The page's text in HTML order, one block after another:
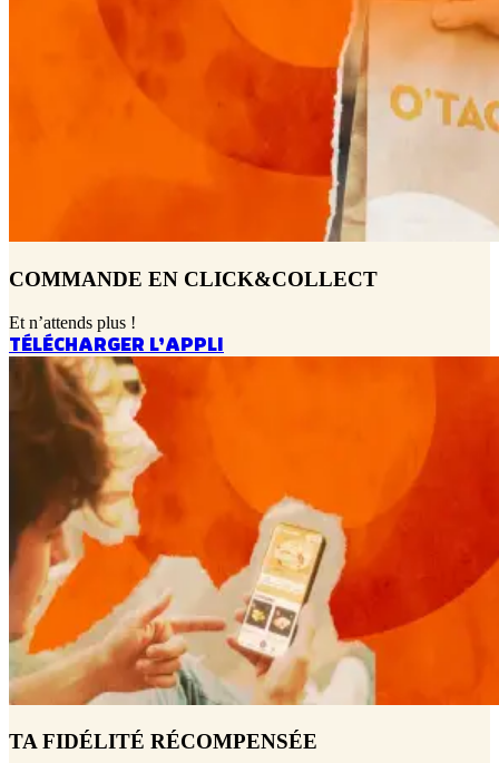
COMMANDE EN CLICK&COLLECT
Et n’attends plus !
TÉLÉCHARGER L’APPLI
TA FIDÉLITÉ RÉCOMPENSÉE